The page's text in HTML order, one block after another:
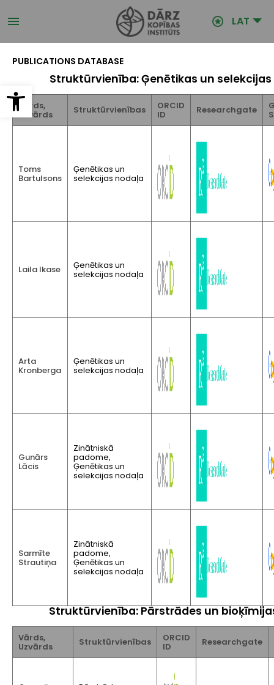
Open toolbar
uz
galveno LAT
PUBLICATIONS DATABASE
Struktūrvienība: Ģenētikas un
Vārds,
Uzvārds Struktūrvienības ORCID
ID Researchgate
Toms
Bartulsons
Ģenētikas un
selekcijas nodaļa
Laila Ikase Ģenētikas un
selekcijas nodaļa
Arta
Kronberga
Ģenētikas un
selekcijas nodaļa
Gunārs
Lācis
Zinātniskā
padome,
Ģenētikas un
selekcijas nodaļa
Sarmīte
Strautiņa
Zinātniskā
padome,
Ģenētikas un
selekcijas nodaļa
Struktūrvienība: Pārstrādes un
Vārds,
Uzvārds Struktūrvienības ORCID
ID Researchgate